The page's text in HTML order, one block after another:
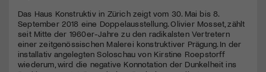
Das Haus Konstruktiv in Zürich zeigt vom 30. Mai bis 8.
September 2018 eine Doppelausstellung. Olivier Mosset, zählt
seit Mitte der 1960er-Jahre zu den radikalsten Vertretern
einer zeitgenössischen Malerei konstruktiver Prägung. In der
installativ angelegten Soloschau von Kirstine Roepstorff
wiederum, wird die negative Konnotation der Dunkelheit ins